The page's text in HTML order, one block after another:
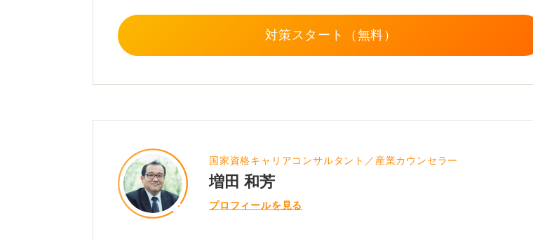
対策スタート（無料）
国家資格キャリアコンサルタント／産業カウンセラー
増田 和芳
プロフィールを見る